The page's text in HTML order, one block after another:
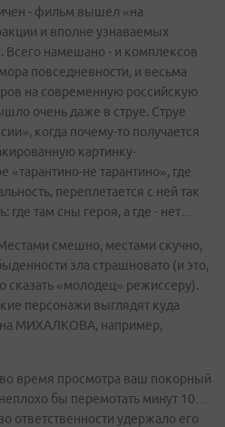
- фильм вышел «на
и вполне узнаваемых
намешано - и комплексов
повседневности, и весьма
на современную российскую
очень даже в струе. Струе
когда почему-то получается
картинку-
«тарантино-не тарантино», где
переплетается с ней так
где там сны героя, а где - нет…
смешно, местами скучно,
зла страшновато (и это,
сказать «молодец» режиссеру).
персонажи выглядят куда
МИХАЛКОВА, например,
время просмотра ваш покорный
бы перемотать минут 10…
ответственности удержало его